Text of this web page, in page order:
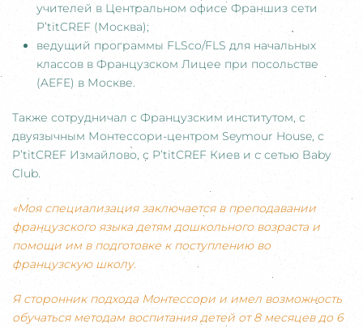
учителей в Центральном офисе Франшиз сети
P’titCREF (Москва);
ведущий программы FLSco/FLS для начальных
классов в Французском Лицее при посольстве
(AEFE) в Москве.
Также сотрудничал с Французским институтом, с
двуязычным Монтессори-центром Seymour House, с
P’titCREF Измайлово, с P’titCREF Киев и с сетью Baby
Club.
«Моя специализация заключается в преподавании
французского языка детям дошкольного возраста и
помощи им в подготовке к поступлению во
французскую школу.
Я сторонник подхода Монтессори и имел возможность
обучаться методам воспитания детей от 8 месяцев до 6